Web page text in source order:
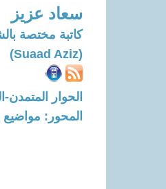
سعاد عزيز
کاتبة مختصة
(Suaad Aziz)
الحوار المتمدن-العدد: 8283 - 2025 /
المحور: